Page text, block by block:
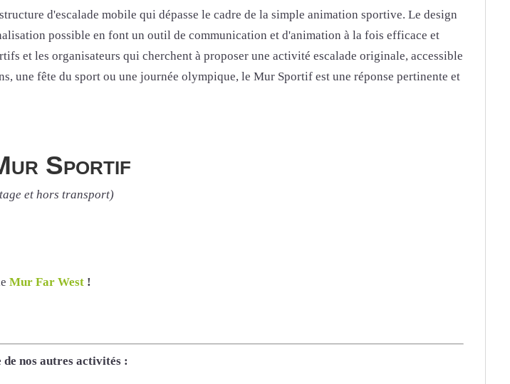
d'escalade mobile qui dépasse le cadre de la simple animation sportive. Le design
possible en font un outil de communication et d'animation à la fois efficace et
et les organisateurs qui cherchent à proposer une activité escalade originale, accessible
une fête du sport ou une journée olympique, le Mur Sportif est une réponse pertinente et
Sportif
et hors transport)
Mur Far West!
nos autres activités :